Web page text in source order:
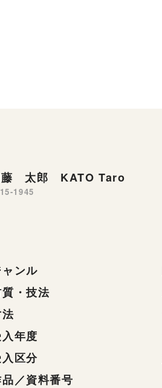
藤 太郎 KATO Taro
1945
ャンル
・技法
年度
区分
／資料番号